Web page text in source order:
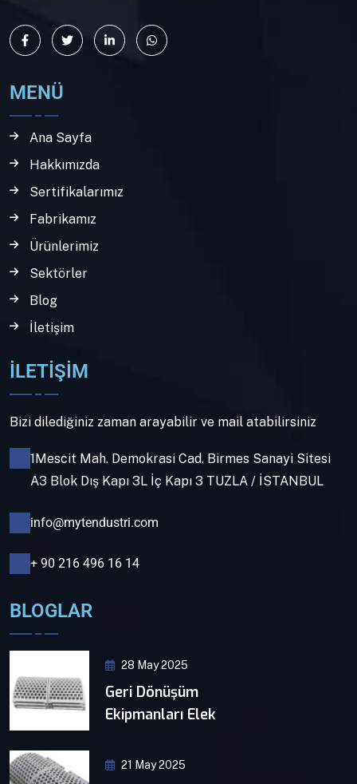
MENÜ
Ana Sayfa
Hakkımızda
Sertifikalarımız
Fabrikamız
Ürünlerimiz
Sektörler
Blog
İletişim
İLETİŞİM
Bizi dilediğiniz zaman arayabilir ve mail atabilirsiniz
1Mescit Mah. Demokrasi Cad. Birmes Sanayi Sitesi
A3 Blok Dış Kapı 3L İç Kapı 3 TUZLA / İSTANBUL
info@mytendustri.com
+ 90 216 496 16 14
BLOGLAR
28 May 2025
Geri Dönüşüm
Ekipmanları Elek
21 May 2025